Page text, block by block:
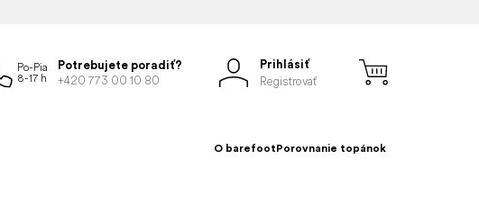
Potrebujete poradiť?
+420 773 00 10 80
Prihlásiť
Registrovať
O barefootPorovnanie topánok